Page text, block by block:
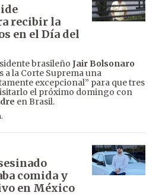
recibir la
en el Día del
brasileño Jair Bolsonaro
a la Corte Suprema una
excepcional” para que tres
el próximo domingo con
en Brasil.
comida y
en México